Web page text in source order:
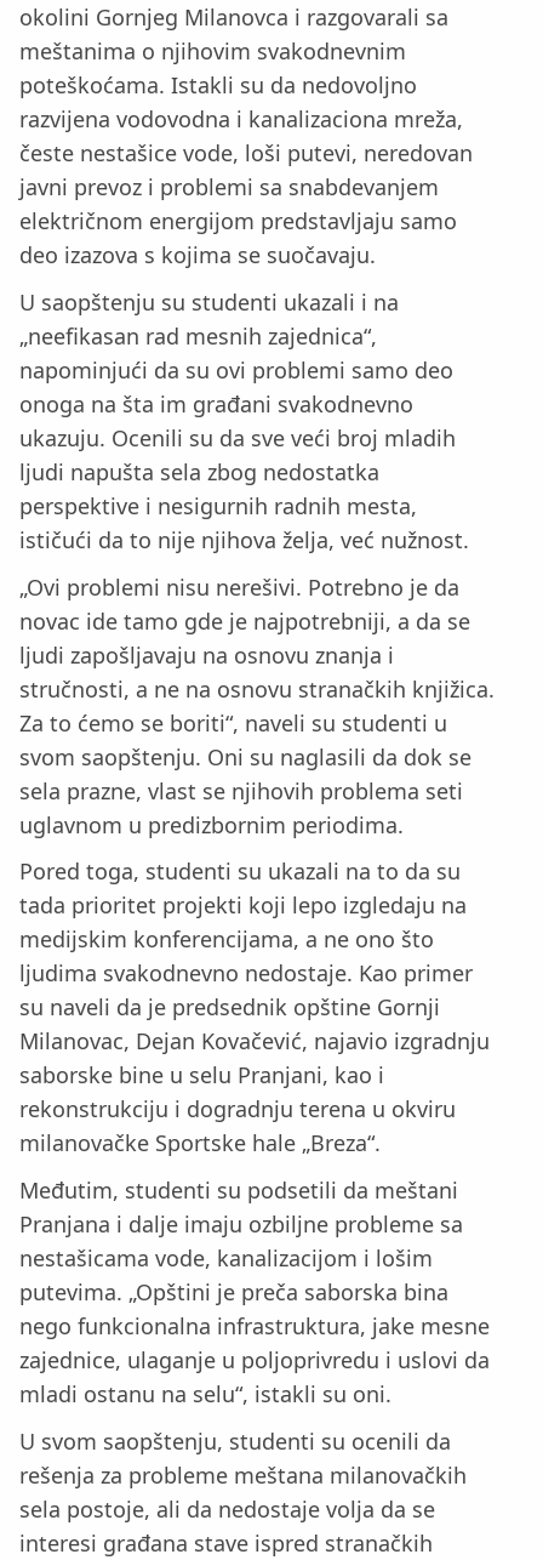
okolini Gornjeg Milanovca i razgovarali sa
meštanima o njihovim svakodnevnim
poteškoćama. Istakli su da nedovoljno
razvijena vodovodna i kanalizaciona mreža,
česte nestašice vode, loši putevi, neredovan
javni prevoz i problemi sa snabdevanjem
električnom energijom predstavljaju samo
deo izazova s kojima se suočavaju.
U saopštenju su studenti ukazali i na
„neefikasan rad mesnih zajednica“,
napominjući da su ovi problemi samo deo
onoga na šta im građani svakodnevno
ukazuju. Ocenili su da sve veći broj mladih
ljudi napušta sela zbog nedostatka
perspektive i nesigurnih radnih mesta,
ističući da to nije njihova želja, već nužnost.
„Ovi problemi nisu nerešivi. Potrebno je da
novac ide tamo gde je najpotrebniji, a da se
ljudi zapošljavaju na osnovu znanja i
stručnosti, a ne na osnovu stranačkih knjižica.
Za to ćemo se boriti“, naveli su studenti u
svom saopštenju. Oni su naglasili da dok se
sela prazne, vlast se njihovih problema seti
uglavnom u predizbornim periodima.
Pored toga, studenti su ukazali na to da su
tada prioritet projekti koji lepo izgledaju na
medijskim konferencijama, a ne ono što
ljudima svakodnevno nedostaje. Kao primer
su naveli da je predsednik opštine Gornji
Milanovac, Dejan Kovačević, najavio izgradnju
saborske bine u selu Pranjani, kao i
rekonstrukciju i dogradnju terena u okviru
milanovačke Sportske hale „Breza“.
Međutim, studenti su podsetili da meštani
Pranjana i dalje imaju ozbiljne probleme sa
nestašicama vode, kanalizacijom i lošim
putevima. „Opštini je preča saborska bina
nego funkcionalna infrastruktura, jake mesne
zajednice, ulaganje u poljoprivredu i uslovi da
mladi ostanu na selu“, istakli su oni.
U svom saopštenju, studenti su ocenili da
rešenja za probleme meštana milanovačkih
sela postoje, ali da nedostaje volja da se
interesi građana stave ispred stranačkih